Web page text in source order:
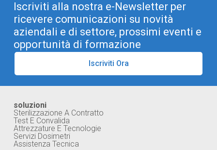
Iscriviti alla nostra e-Newsletter per
ricevere comunicazioni su novità
aziendali e di settore, prossimi eventi e
opportunità di formazione
Iscriviti Ora
soluzioni
Sterilizzazione A Contratto
Test E Convalida
Attrezzature E Tecnologie
Servizi Dosimetri
Assistenza Tecnica